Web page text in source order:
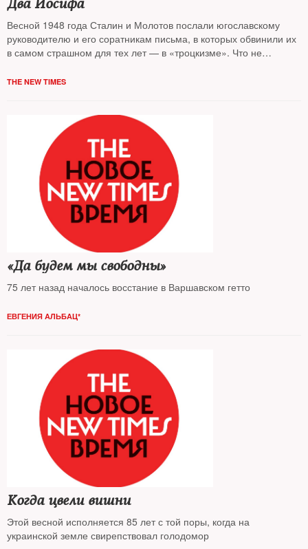
Два Иосифа
Весной 1948 года Сталин и Молотов послали югославскому
руководителю и его соратникам письма, в которых обвинили их
в самом страшном для тех лет — в «троцкизме». Что не
THE NEW TIMES
«Да будем мы свободны»
75 лет назад началось восстание в Варшавском гетто
ЕВГЕНИЯ АЛЬБАЦ*
Когда цвели вишни
Этой весной исполняется 85 лет с той поры, когда на
украинской земле свирепствовал голодомор